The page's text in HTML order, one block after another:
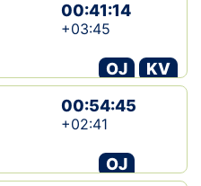
00:41:14
+03:45
OJ
KV
00:54:45
+02:41
OJ